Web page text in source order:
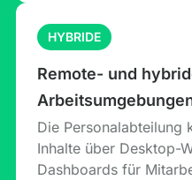
HYBRIDE
Remote- und
Die Personalabteilung
Inhalte über Desktop-
Dashboards für